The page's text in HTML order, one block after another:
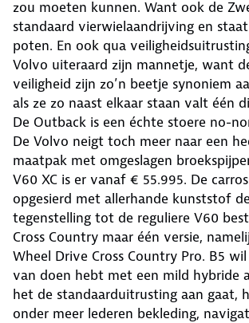
zou moeten kunnen. Want ook de
standaard vierwielaandrijving en
poten. En ook qua
Volvo uiteraard zijn mannetje, want
veiligheid zijn zo’n beetje synoniem
als ze zo naast elkaar staan valt één
De Outback is een échte stoere no-
De Volvo neigt toch meer naar een
maatpak met omgeslagen
V60 XC is er vanaf € 55.995. De
opgesierd met allerhande kunststof
tegenstelling tot de reguliere V60
Cross Country maar één versie,
Wheel Drive Cross Country Pro. B5
van doen hebt met een mild hybride
het de standaarduitrusting aan gaat,
onder meer lederen bekleding,